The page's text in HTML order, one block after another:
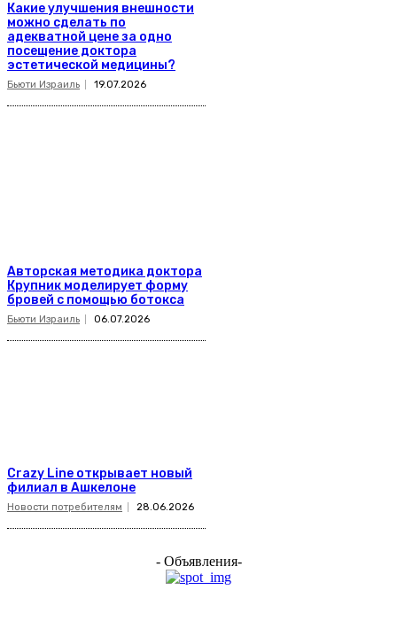
Какие улучшения внешности
можно сделать по
адекватной цене за одно
посещение доктора
эстетической медицины?
Бьюти Израиль 19.07.2026
Авторская методика доктора
Крупник моделирует форму
бровей с помощью ботокса
Бьюти Израиль 06.07.2026
Crazy Line открывает новый
филиал в Ашкелоне
Новости потребителям 28.06.2026
- Объявления-